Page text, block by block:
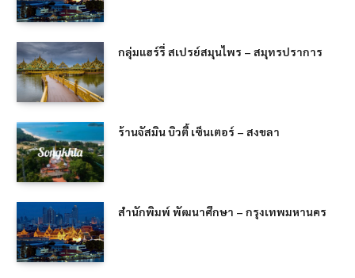
กลุ่มแฮร์รี่ สเปรย์สมุนไพร – สมุทรปราการ
ร้านจัสมิน บิวตี้ เซ็นเตอร์ – สงขลา
สำนักพิมพ์ พัฒนาศึกษา – กรุงเทพมหานคร